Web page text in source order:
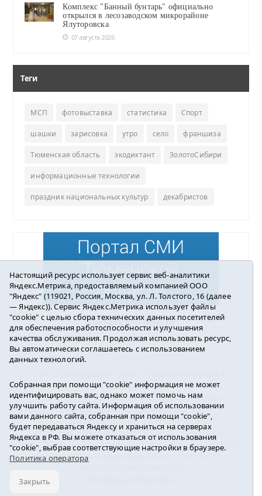
Комплекс "Банный бунтарь" официально
открылся в лесозаводском микрорайоне
Ялуторовска
07 августа 2026
Теги
МСП фотовыставка статистика Спорт
шашки зарисовка утро село франшиза
Тюменская область экодиктант ЗолотоСибири
информационные технологии
праздник национальных культур декабристов
Погода в Ялуторовске
района2016-2023
Учредитель: АНО «ИИЦ « Ялуторовская жизнь».
Главный редактор: Вешкурцева С.П.
E-mail:yznaet@inbox.ruТел.: 8(34535)2-02-51
Регистрационный номер ЭЛ № ФС 77-64937 от
24.02.2016г. выдан Федеральной службой по надзору
в сфере связи, информационных технологий и
Настоящий ресурс использует сервис веб-аналитики
Яндекс.Метрика, предоставляемый компанией ООО
"Яндекс" (119021, Россия, Москва, ул. Л. Толстого, 16 (далее
— Яндекс)). Сервис Яндекс.Метрика использует файлы
"cookie" с целью сбора технических данных посетителей
для обеспечения работоспособности и улучшения
качества обслуживания. Продолжая использовать ресурс,
Вы автоматически соглашаетесь с использованием
данных технологий.
Собранная при помощи "cookie" информация не может
идентифицировать вас, однако может помочь нам
улучшить работу сайта. Информация об использовании
вами данного сайта, собранная при помощи "cookie",
будет передаваться Яндексу и храниться на серверах
Яндекса в РФ. Вы можете отказаться от использования
"cookie", выбрав соответствующие настройки в браузере.
Политика оператора
Закрыть